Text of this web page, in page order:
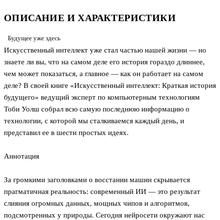
ОПИСАНИЕ И ХАРАКТЕРИСТИКИ
Будущее уже здесь
Искусственный интеллект уже стал частью нашей жизни — но
знаете ли вы, что на самом деле его история гораздо длиннее,
чем может показаться, а главное — как он работает на самом
деле? В своей книге «Искусственный интеллект: Краткая история
будущего» ведущий эксперт по компьютерным технологиям
Тоби Уолш собрал всю самую последнюю информацию о
технологии, с которой мы сталкиваемся каждый день, и
представил ее в шести простых идеях.
Аннотация
За громкими заголовками о восстании машин скрывается
прагматичная реальность: современный ИИ — это результат
слияния огромных данных, мощных чипов и алгоритмов,
подсмотренных у природы. Сегодня нейросети окружают нас